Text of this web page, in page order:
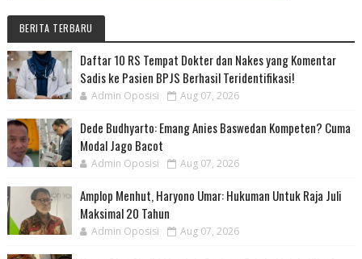
BERITA TERBARU
Daftar 10 RS Tempat Dokter dan Nakes yang Komentar
Sadis ke Pasien BPJS Berhasil Teridentifikasi!
Admin Oposisi Aug 07, 2026
Dede Budhyarto: Emang Anies Baswedan Kompeten? Cuma
Modal Jago Bacot
Admin Oposisi Aug 07, 2026
Amplop Menhut, Haryono Umar: Hukuman Untuk Raja Juli
Maksimal 20 Tahun
Admin Oposisi Aug 07, 2026